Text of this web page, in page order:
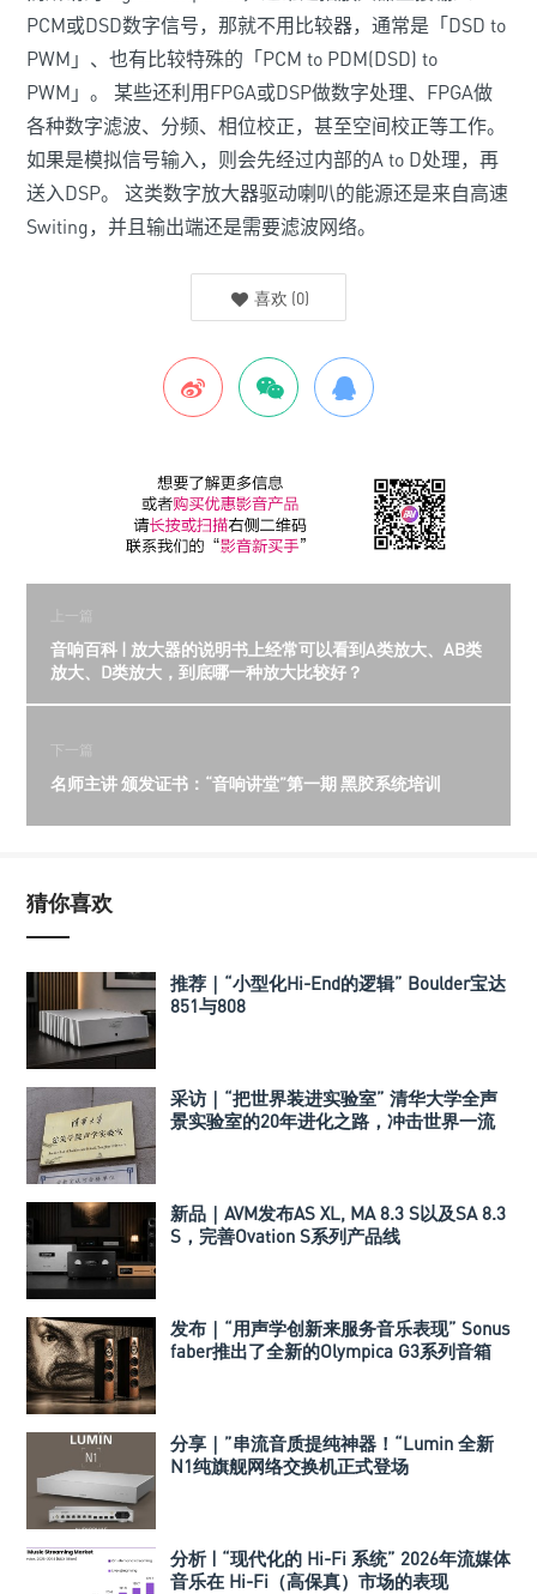
PCM或DSD数字信号，那就不用比较器，通常是「DSD to
PWM」、也有比较特殊的「PCM to PDM(DSD) to
PWM」。 某些还利用FPGA或DSP做数字处理、FPGA做
各种数字滤波、分频、相位校正，甚至空间校正等工作。
如果是模拟信号输入，则会先经过内部的A to D处理，再
送入DSP。 这类数字放大器驱动喇叭的能源还是来自高速
Switing，并且输出端还是需要滤波网络。
喜欢 (0)
上一篇
音响百科 | 放大器的说明书上经常可以看到A类放大、AB类
放大、D类放大，到底哪一种放大比较好？
下一篇
名师主讲 颁发证书：“音响讲堂”第一期 黑胶系统培训
猜你喜欢
推荐｜“小型化Hi-End的逻辑” Boulder宝达
851与808
采访｜“把世界装进实验室” 清华大学全声
景实验室的20年进化之路，冲击世界一流
新品｜AVM发布AS XL, MA 8.3 S以及SA 8.3
S，完善Ovation S系列产品线
发布｜“用声学创新来服务音乐表现” Sonus
faber推出了全新的Olympica G3系列音箱
分享｜”串流音质提纯神器！“Lumin 全新
N1纯旗舰网络交换机正式登场
分析 | “现代化的 Hi-Fi 系统” 2026年流媒体
音乐在 Hi-Fi（高保真）市场的表现